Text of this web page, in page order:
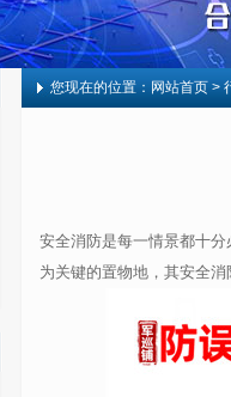
您现在的位置： 网站首页>
安全消防是每一情景都十分
为关键的置物地，其安全